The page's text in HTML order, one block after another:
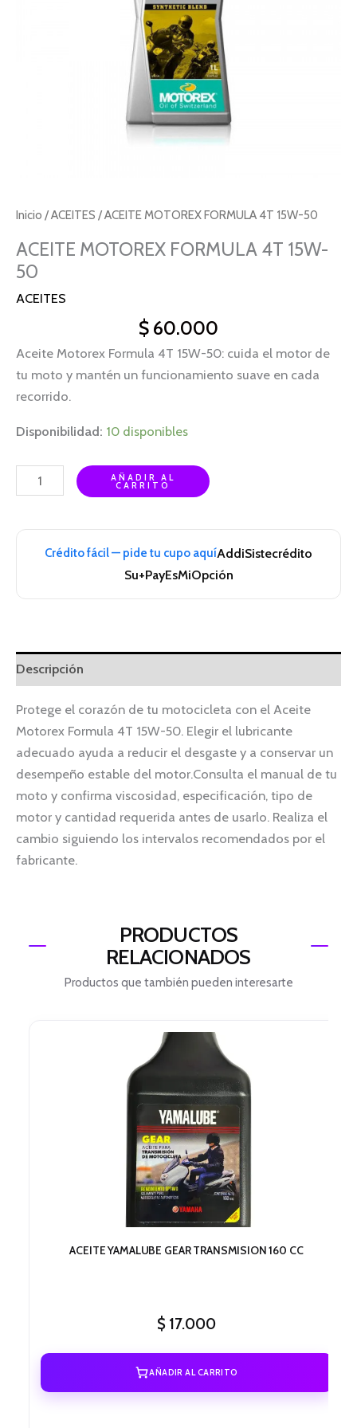
Inicio /ACEITES / ACEITE MOTOREX FORMULA 4T 15W-50
ACEITE MOTOREX FORMULA 4T 15W-
50
ACEITES
$ 60.000
Aceite Motorex Formula 4T 15W-50: cuida el motor de
tu moto y mantén un funcionamiento suave en cada
recorrido.
Disponibilidad: 10 disponibles
AÑADIR AL
CARRITO
Crédito fácil — pide tu cupo aquíAddiSistecrédito
Su+PayEsMiOpción
Descripción
Protege el corazón de tu motocicleta con el Aceite
Motorex Formula 4T 15W-50. Elegir el lubricante
adecuado ayuda a reducir el desgaste y a conservar un
desempeño estable del motor.Consulta el manual de tu
moto y confirma viscosidad, especificación, tipo de
motor y cantidad requerida antes de usarlo. Realiza el
cambio siguiendo los intervalos recomendados por el
fabricante.
PRODUCTOS
RELACIONADOS
Productos que también pueden interesarte
ACEITE YAMALUBE GEAR TRANSMISION 160 CC
$ 17.000
AÑADIR AL CARRITO